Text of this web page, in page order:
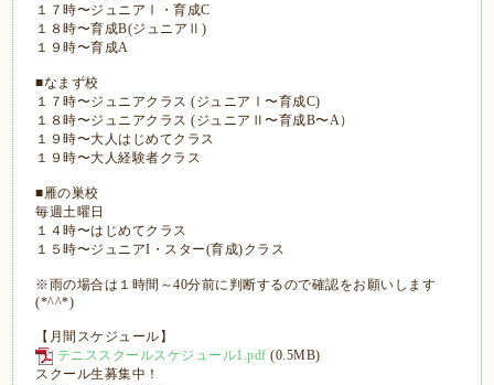
１７時〜ジュニアⅠ・育成C
１８時〜育成B(ジュニアⅡ)
１９時〜育成A
■なまず校
１７時〜ジュニアクラス (ジュニアⅠ〜育成C)
１８時〜ジュニアクラス (ジュニアⅡ〜育成B〜A）
１９時〜大人はじめてクラス
１９時〜大人経験者クラス
■雁の巣校
毎週土曜日
１４時〜はじめてクラス
１５時〜ジュニアI・スター(育成)クラス
※雨の場合は１時間～40分前に判断するので確認をお願いします
(*^^*)
【月間スケジュール】
テニススクールスケジュール1.pdf (0.5MB)
スクール生募集中！